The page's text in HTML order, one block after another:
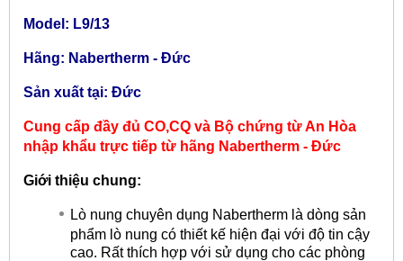
Model: L9/13
Hãng: Nabertherm - Đức
Sản xuất tại: Đức
Cung cấp đầy đủ CO,CQ và Bộ chứng từ An Hòa
nhập khẩu trực tiếp từ hãng Nabertherm - Đức
Giới thiệu chung:
Lò nung chuyên dụng Nabertherm là dòng sản
phẩm lò nung có thiết kế hiện đại với độ tin cậy
cao. Rất thích hợp với sử dụng cho các phòng